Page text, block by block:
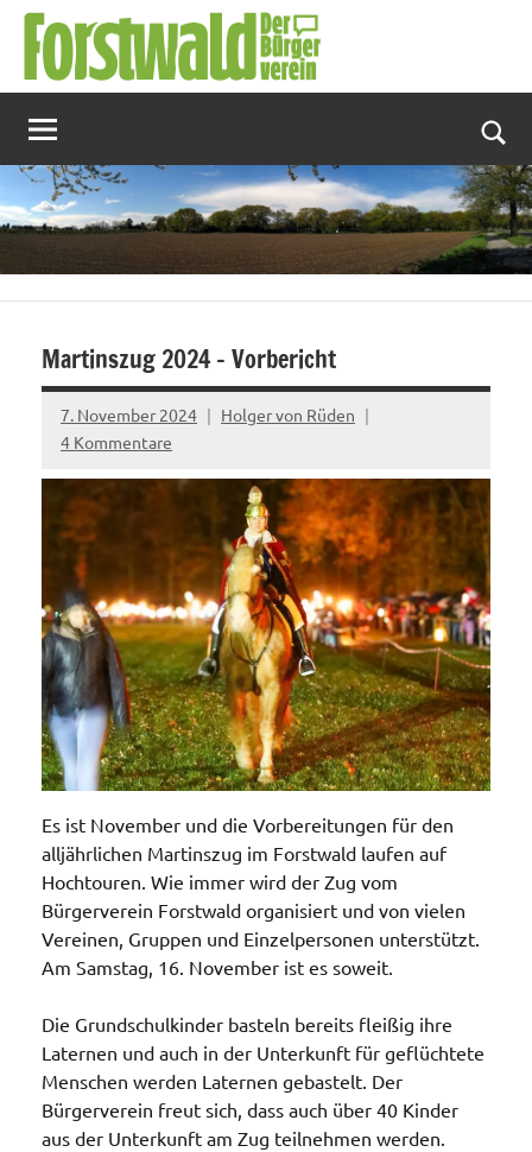
Zum
Inhalt
springen
Martinszug 2024 – Vorbericht
7. November 2024
Holger von Rüden
4 Kommentare
Es ist November und die Vorbereitungen für den
alljährlichen Martinszug im Forstwald laufen auf
Hochtouren. Wie immer wird der Zug vom
Bürgerverein Forstwald organisiert und von vielen
Vereinen, Gruppen und Einzelpersonen unterstützt.
Am Samstag, 16. November ist es soweit.
Die Grundschulkinder basteln bereits fleißig ihre
Laternen und auch in der Unterkunft für geflüchtete
Menschen werden Laternen gebastelt. Der
Bürgerverein freut sich, dass auch über 40 Kinder
aus der Unterkunft am Zug teilnehmen werden.